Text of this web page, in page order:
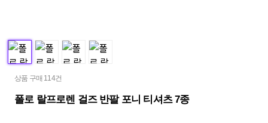
상품 구매 114건
폴로 랄프로렌 걸즈 반팔 포니 티셔츠 7종